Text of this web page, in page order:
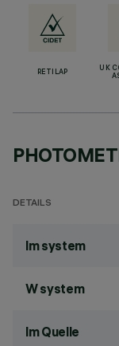
RETILAP
UK
DETAILS
lm system
W system
lm Quelle